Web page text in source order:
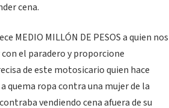
cena.
MEDIO MILLÓN DE PESOS a quien nos
el paradero y proporcione
de este motosicario quien hace
quema ropa contra una mujer de la
vendiendo cena afuera de su